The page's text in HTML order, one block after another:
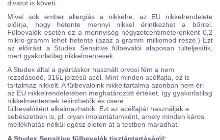
divatot is követi.
Mivel sok ember allergiás a nikkelre, az EU nikkelrendelete
előírja, hogy hetente mennyi nikkel érintkezhet a bőrrel.
Fülbevalók esetén ez a mennyiség négyzetcentiméterenként 0,2
mikro-gramm lehet hetente (azaz a gramm milliomod része.) Ezt
az előírást a Studex Sensitive fülbevalói alaposan túlteljesítik,
mert gyakorlatilag nikkelmentesek.
A Studex által a gyártáskor használt orvosi fém a nem
rozsdásodó, 316L jelzésű acél. Mint minden acélfajta, ez is
tartalmaz nikkelt. A fülbevalóink nikkeltartalma azonban nem éri
az EU nikkelrendeletében meghatározott értéket, így gyakorlatilag
nikkelmentesnek tekinthetők és csere
fülbevalóként alkalmazhatók. Ezt az acélfajtát használják a
sebészetben is, pl. olyan implantátumként, amely minden káros
mellékhatás nélkül egész életen át a testben maradhat.